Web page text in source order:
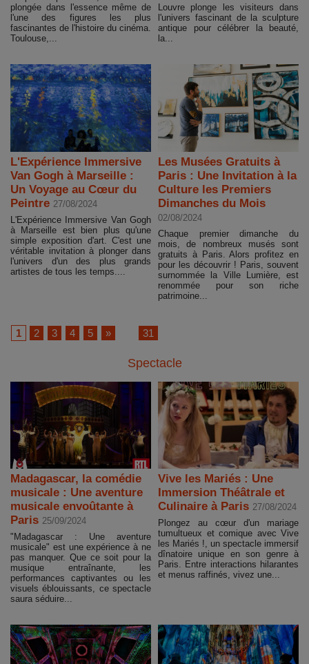
plongée dans l'essence même de
l'une des figures les plus
fascinantes de l'histoire du cinéma.
Toulouse,...
Louvre plonge les visiteurs dans
l'univers fascinant de la sculpture
antique pour célébrer la beauté,
la...
L'Expérience Immersive
Van Gogh à Marseille :
Un Voyage au Cœur du
Peintre 27/08/2024
L'Expérience Immersive Van Gogh
à Marseille est bien plus qu'une
simple exposition d'art. C'est une
véritable invitation à plonger dans
l'univers d'un des plus grands
artistes de tous les temps....
Les Musées Gratuits à
Paris : Une Invitation à la
Culture les Premiers
Dimanches du Mois
02/08/2024
Chaque premier dimanche du
mois, de nombreux musés sont
gratuits à Paris. Alors profitez en
pour les découvrir ! Paris, souvent
surnommée la Ville Lumière, est
renommée pour son riche
patrimoine...
1 2 3 4 5 » 31
Spectacle
Madagascar, la comédie
musicale : Une aventure
musicale envoûtante à
Paris 25/09/2024
"Madagascar : Une aventure
musicale" est une expérience à ne
pas manquer. Que ce soit pour la
musique entraînante, les
performances captivantes ou les
visuels éblouissants, ce spectacle
saura séduire...
Vive les Mariés : Une
Immersion Théâtrale et
Culinaire à Paris 27/08/2024
Plongez au cœur d'un mariage
tumultueux et comique avec Vive
les Mariés !, un spectacle immersif
dînatoire unique en son genre à
Paris. Entre interactions hilarantes
et menus raffinés, vivez une...